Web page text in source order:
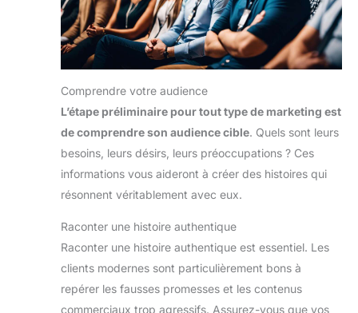
Comprendre votre audience
L’étape préliminaire pour tout type de marketing est
de comprendre son audience cible. Quels sont leurs
besoins, leurs désirs, leurs préoccupations ? Ces
informations vous aideront à créer des histoires qui
résonnent véritablement avec eux.
Raconter une histoire authentique
Raconter une histoire authentique est essentiel. Les
clients modernes sont particulièrement bons à
repérer les fausses promesses et les contenus
commerciaux trop agressifs. Assurez-vous que vos